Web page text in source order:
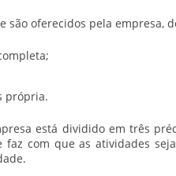
são oferecidos pela empresa,
própria.
está dividido em três
com que as atividades